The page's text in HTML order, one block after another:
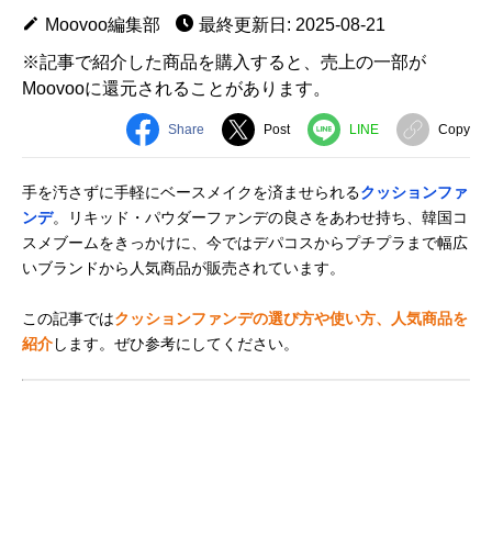
Moovoo編集部
最終更新日: 2025-08-21
※記事で紹介した商品を購入すると、売上の一部が
Moovooに還元されることがあります。
Share Post LINE Copy
手を汚さずに手軽にベースメイクを済ませられるクッションファ
ンデ。リキッド・パウダーファンデの良さをあわせ持ち、韓国コ
スメブームをきっかけに、今ではデパコスからプチプラまで幅広
いブランドから人気商品が販売されています。
この記事ではクッションファンデの選び方や使い方、人気商品を
紹介します。ぜひ参考にしてください。